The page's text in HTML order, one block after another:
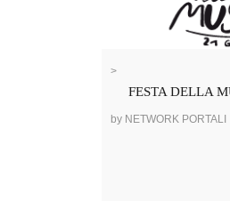
>
FESTA DELLA
by NETWORK PORTALI